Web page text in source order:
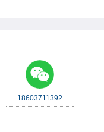
18603711392